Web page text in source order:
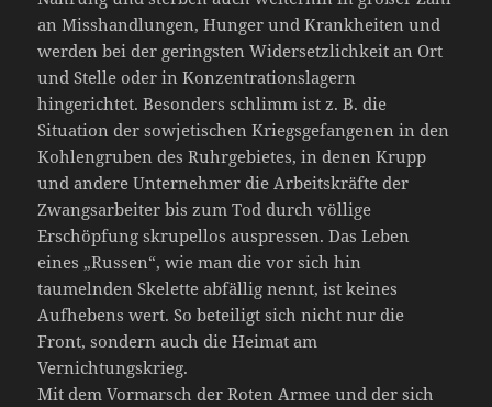
an Misshandlungen, Hunger und Krankheiten und
werden bei der geringsten Widersetzlichkeit an Ort
und Stelle oder in Konzentrationslagern
hingerichtet. Besonders schlimm ist z. B. die
Situation der sowjetischen Kriegsgefangenen in den
Kohlengruben des Ruhrgebietes, in denen Krupp
und andere Unternehmer die Arbeitskräfte der
Zwangsarbeiter bis zum Tod durch völlige
Erschöpfung skrupellos auspressen. Das Leben
eines „Russen“, wie man die vor sich hin
taumelnden Skelette abfällig nennt, ist keines
Aufhebens wert. So beteiligt sich nicht nur die
Front, sondern auch die Heimat am
Vernichtungskrieg.
Mit dem Vormarsch der Roten Armee und der sich